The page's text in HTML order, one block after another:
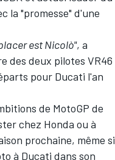
la "promesse" d'une
est Nicolò", a
des deux pilotes VR46
pour Ducati l'an
de MotoGP de
chez Honda ou à
prochaine, même si
à Ducati dans son